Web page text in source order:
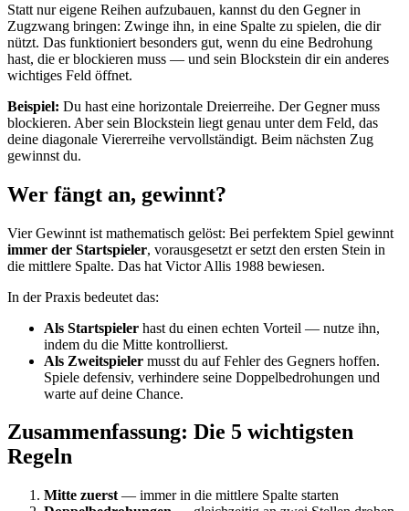
Statt nur eigene Reihen aufzubauen, kannst du den Gegner in
Zugzwang bringen: Zwinge ihn, in eine Spalte zu spielen, die dir
nützt. Das funktioniert besonders gut, wenn du eine Bedrohung
hast, die er blockieren muss — und sein Blockstein dir ein anderes
wichtiges Feld öffnet.
Beispiel: Du hast eine horizontale Dreierreihe. Der Gegner muss
blockieren. Aber sein Blockstein liegt genau unter dem Feld, das
deine diagonale Viererreihe vervollständigt. Beim nächsten Zug
gewinnst du.
Wer fängt an, gewinnt?
Vier Gewinnt ist mathematisch gelöst: Bei perfektem Spiel gewinnt
immer der Startspieler, vorausgesetzt er setzt den ersten Stein in
die mittlere Spalte. Das hat Victor Allis 1988 bewiesen.
In der Praxis bedeutet das:
Als Startspieler hast du einen echten Vorteil — nutze ihn,
indem du die Mitte kontrollierst.
Als Zweitspieler musst du auf Fehler des Gegners hoffen.
Spiele defensiv, verhindere seine Doppelbedrohungen und
warte auf deine Chance.
Zusammenfassung: Die 5 wichtigsten
Regeln
Mitte zuerst — immer in die mittlere Spalte starten